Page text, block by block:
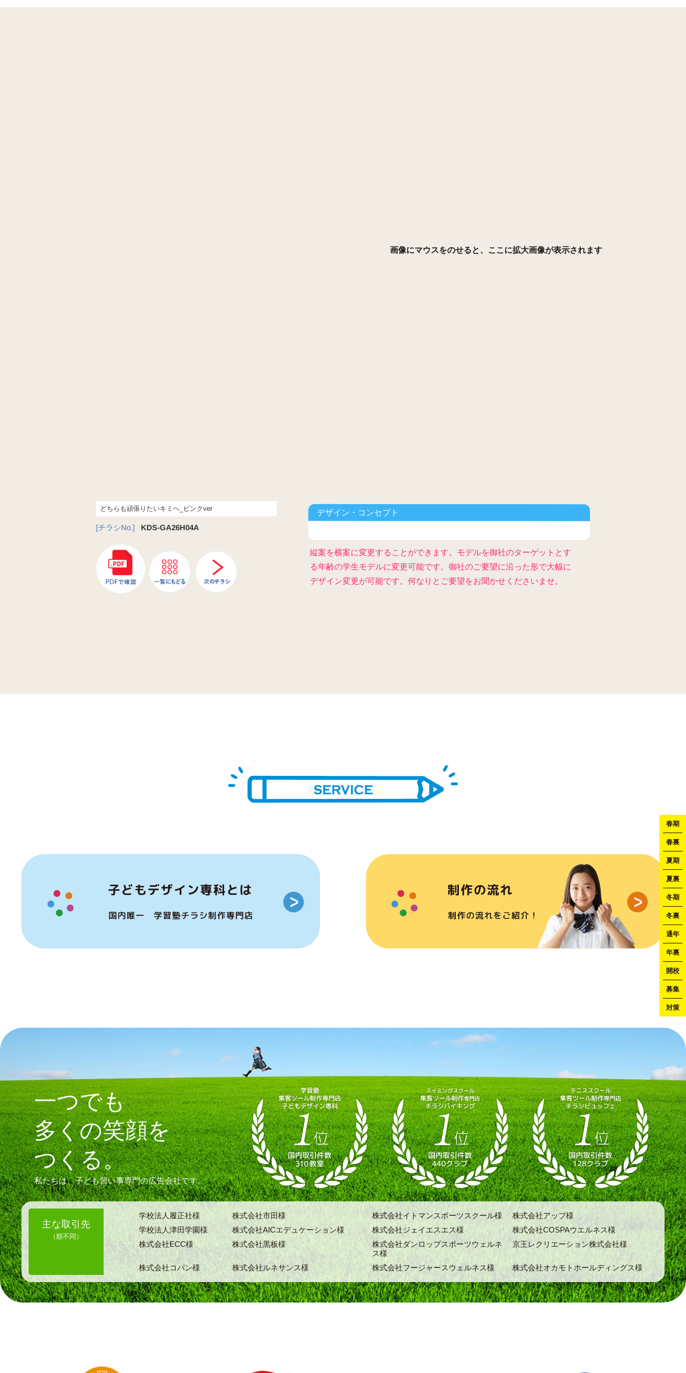
どちらも頑張りたいキミへ_ピンクver
[チラシNo.] KDS-GA26H04A
デザイン・コンセプト
縦案を横案に変更することができます。モデルを御社のターゲットとす
る年齢の学生モデルに変更可能です。御社のご要望に沿った形で大幅に
デザイン変更が可能です。何なりとご要望をお聞かせくださいませ。
一つでも
多くの笑顔を
つくる。
私たちは、子ども習い事専門の広告会社です。
主な取引先
（順不同）
学校法人履正社様 株式会社市田様 株式会社イトマンスポーツスクール様
株式会社アップ様
学校法人津田学園様
株式会社AICエデュケーション様 株式会社ジェイエスエス様
株式会社COSPAウエルネス様
株式会社ECC様
株式会社黒板様
株式会社ダンロップスポーツウェルネ
ス様
京王レクリエーション株式会社様
株式会社コパン様 株式会社ルネサンス様 株式会社フージャースウェルネス様 株式会社オカモトホールディングス様
春期
春裏
夏期
夏裏
冬期
冬裏
通年
年裏
開校
募集
対策